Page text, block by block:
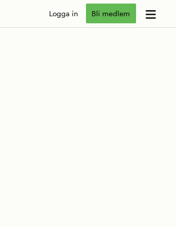
Logga in Bli medlem